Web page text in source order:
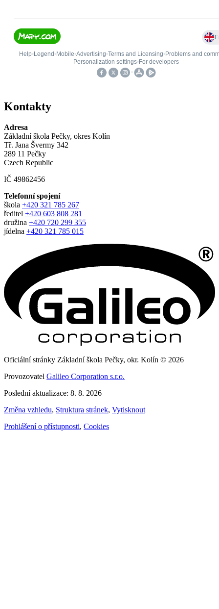
Kontakty
Adresa
Základní škola Pečky, okres Kolín
Tř. Jana Švermy 342
289 11 Pečky
Czech Republic
IČ 49862456
Telefonní spojení
škola +420 321 785 267
ředitel +420 603 808 281
družina +420 720 299 355
jídelna +420 321 785 015
Oficiální stránky Základní škola Pečky, okr. Kolín © 2026
Provozovatel Galileo Corporation s.r.o.
Poslední aktualizace: 8. 8. 2026
Změna vzhledu, Struktura stránek, Vytisknout
Prohlášení o přístupnosti, Cookies